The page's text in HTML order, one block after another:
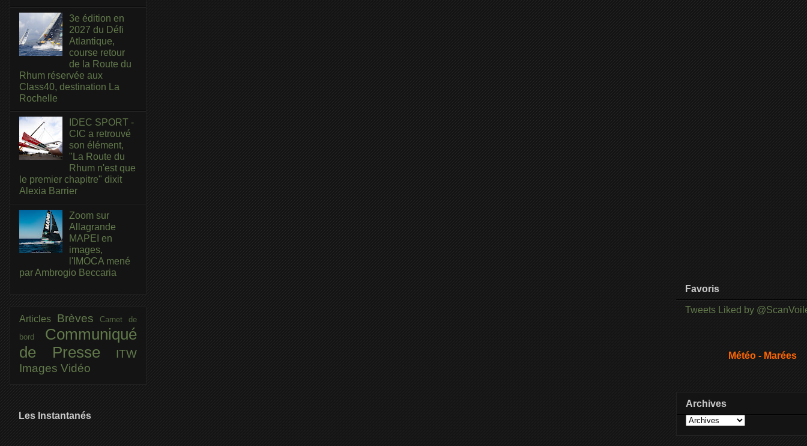
3e édition en
2027 du Défi
Atlantique,
course retour
de la Route du
Rhum réservée aux
Class40, destination La
Rochelle
IDEC SPORT -
CIC a retrouvé
son élément,
"La Route du
Rhum n'est que
le premier chapitre" dixit
Alexia Barrier
Zoom sur
Allagrande
MAPEI en
images,
l'IMOCA mené
par Ambrogio Beccaria
Articles BrèvesCarnet de
bord Communiqué
de Presse
ITW
Images Vidéo
Les Instantanés
Favoris
Tweets Liked by
Météo - Marées
Archives